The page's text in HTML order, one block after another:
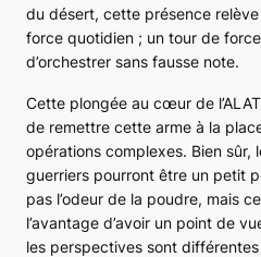
du désert, cette présence
force quotidien ; un tour de
d’orchestrer sans fausse note.
Cette plongée au cœur de
de remettre cette arme à la
opérations complexes. Bien sûr,
guerriers pourront être un petit
pas l’odeur de la poudre, mais
l’avantage d’avoir un point de
les perspectives sont